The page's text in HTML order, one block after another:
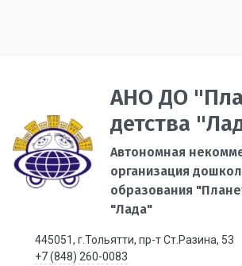
АНО ДО
детства
Автономная
организация
образования
"Лада"
445051, г.Тольятти, пр-т Ст.Разина, 53
+7 (848) 260-0083